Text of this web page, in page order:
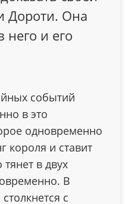
Дороти. Она
него и его
событий
в это
одновременно
короля и ставит
тянет в двух
В
с